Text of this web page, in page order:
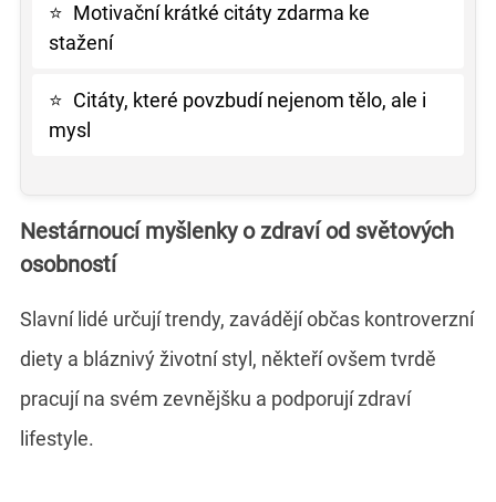
⭐ Motivační krátké citáty zdarma ke
stažení
⭐ Citáty, které povzbudí nejenom tělo, ale i
mysl
Nestárnoucí myšlenky o zdraví od světových
osobností
Slavní lidé určují trendy, zavádějí občas kontroverzní
diety a bláznivý životní styl, někteří ovšem tvrdě
pracují na svém zevnějšku a podporují zdraví
lifestyle.